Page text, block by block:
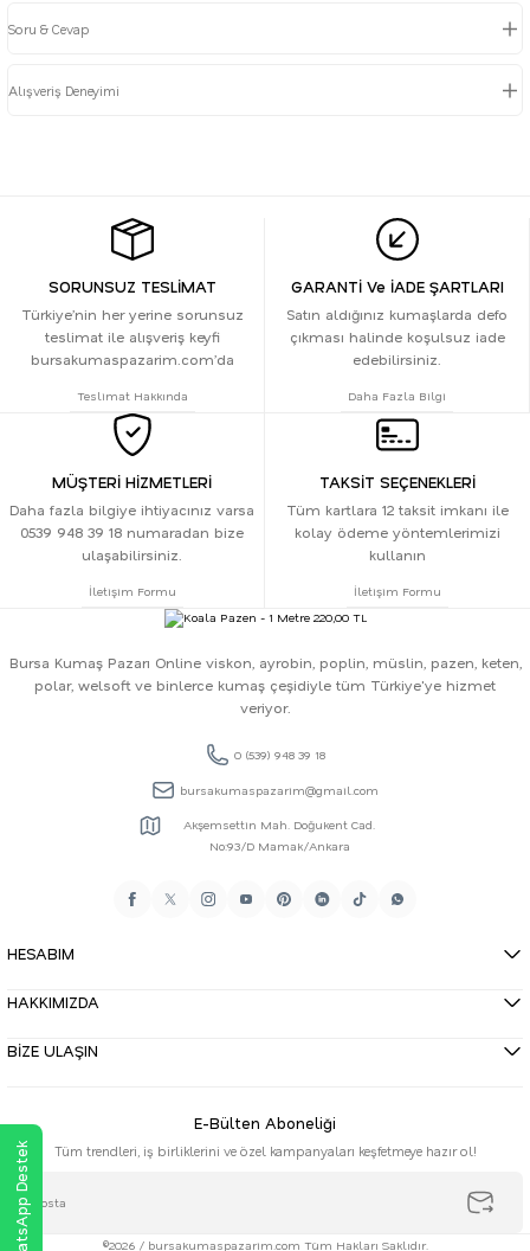
Soru & Cevap
Alışveriş Deneyimi
SORUNSUZ TESLİMAT
Türkiye’nin her yerine sorunsuz
teslimat ile alışveriş keyfi
bursakumaspazarim.com’da
Teslimat Hakkında
GARANTİ Ve İADE ŞARTLARI
Satın aldığınız kumaşlarda defo
çıkması halinde koşulsuz iade
edebilirsiniz.
Daha Fazla Bilgi
MÜŞTERİ HİZMETLERİ
Daha fazla bilgiye ihtiyacınız varsa
0539 948 39 18 numaradan bize
ulaşabilirsiniz.
İletişim Formu
TAKSİT SEÇENEKLERİ
Tüm kartlara 12 taksit imkanı ile
kolay ödeme yöntemlerimizi
kullanın
İletişim Formu
Bursa Kumaş Pazarı Online viskon, ayrobin, poplin, müslin, pazen, keten,
polar, welsoft ve binlerce kumaş çeşidiyle tüm Türkiye'ye hizmet
veriyor.
0 (539) 948 39 18
bursakumaspazarim@gmail.com
Akşemsettin Mah. Doğukent Cad.
No:93/D Mamak/Ankara
HESABIM
HAKKIMIZDA
BİZE ULAŞIN
E-Bülten Aboneliği
Tüm trendleri, iş birliklerini ve özel kampanyaları keşfetmeye hazır ol!
©2026 / bursakumaspazarim.com Tüm Hakları Saklıdır.
WhatsApp Destek